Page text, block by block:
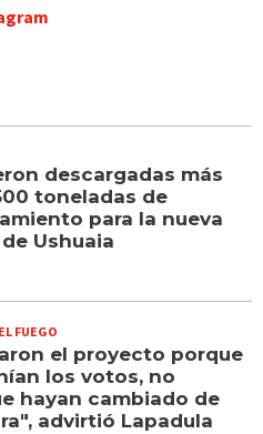
descargadas más
toneladas de
para la nueva
Ushuaia
FUEGO
el proyecto porque
los votos, no
hayan cambiado de
advirtió Lapadula